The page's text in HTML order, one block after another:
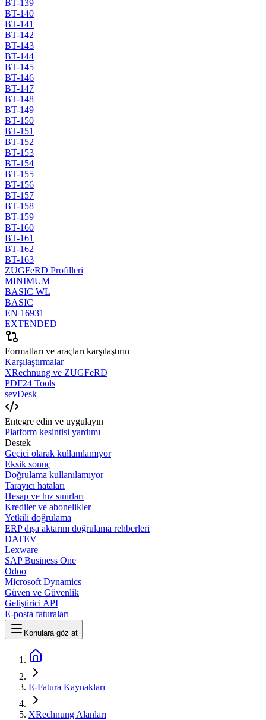
BT-139
BT-140
BT-141
BT-142
BT-143
BT-144
BT-145
BT-146
BT-147
BT-148
BT-149
BT-150
BT-151
BT-152
BT-153
BT-154
BT-155
BT-156
BT-157
BT-158
BT-159
BT-160
BT-161
BT-162
BT-163
ZUGFeRD Profilleri
MINIMUM
BASIC WL
BASIC
EN 16931
EXTENDED
Formatları ve araçları karşılaştırın
Karşılaştırmalar
XRechnung ve ZUGFeRD
PDF24 Tools
sevDesk
Entegre edin ve uygulayın
Platform kesintisi yardımı
Destek
Geçici olarak kullanılamıyor
Eksik sonuç
Doğrulama kullanılamıyor
Tarayıcı hataları
Hesap ve hız sınırları
Krediler ve abonelikler
Yetkili doğrulama
ERP dışa aktarım doğrulama rehberleri
DATEV
Lexware
SAP Business One
Odoo
Microsoft Dynamics
Güven ve Güvenlik
Geliştirici API
E-posta faturaları
Konulara göz at
E-Fatura Kaynakları
XRechnung Alanları